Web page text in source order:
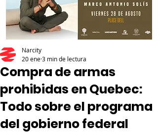
Compra de armas
prohibidas en Quebec:
Todo sobre el programa
del gobierno federal
Narcity
20 ene3 min de lectura